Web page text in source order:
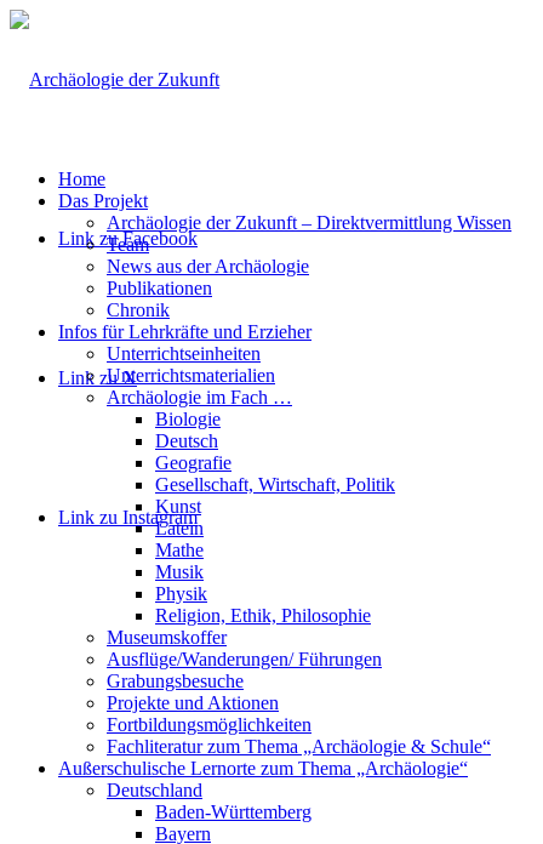
Link zu Facebook
Link zu X
Link zu Instagram
Home
Das Projekt
Archäologie der Zukunft – Direktvermittlung Wissen
Team
News aus der Archäologie
Publikationen
Chronik
Infos für Lehrkräfte und Erzieher
Unterrichtseinheiten
Unterrichtsmaterialien
Archäologie im Fach …
Biologie
Deutsch
Geografie
Gesellschaft, Wirtschaft, Politik
Kunst
Latein
Mathe
Musik
Physik
Religion, Ethik, Philosophie
Museumskoffer
Ausflüge/Wanderungen/ Führungen
Grabungsbesuche
Projekte und Aktionen
Fortbildungsmöglichkeiten
Fachliteratur zum Thema „Archäologie & Schule“
Außerschulische Lernorte zum Thema „Archäologie“
Deutschland
Baden-Württemberg
Bayern